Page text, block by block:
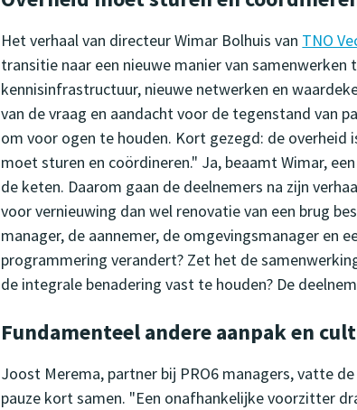
Het verhaal van directeur Wimar Bolhuis van TNO
transitie naar een nieuwe manier van
kennisinfrastructuur, nieuwe netwerken en
van de vraag en aandacht voor de tegenstand van
om voor ogen te houden. Kort gezegd: de overheid
moet sturen en coördineren." Ja, beaamt Wimar,
de keten. Daarom gaan de deelnemers na zijn
voor vernieuwing dan wel renovatie van een brug
manager, de aannemer, de omgevingsmanager en
programmering verandert? Zet het de
de integrale benadering vast te houden? De
Fundamenteel andere aanpak en
Joost Merema, partner bij PRO6 managers, vatte
pauze kort samen. "Een onafhankelijke voorzitter